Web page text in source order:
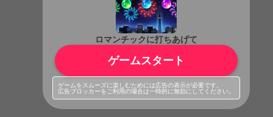
ロマンチックに打ちあげて
ゲームスタート
ゲームをスムーズに楽しむためには広告の表示が必要です。
広告ブロッカーをご利用の場合は一時的に無効にしてください。